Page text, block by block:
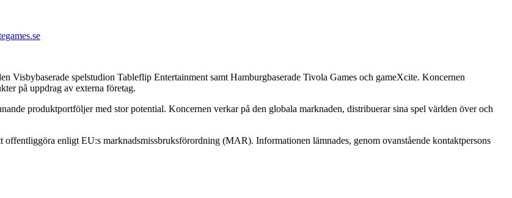
Visbybaserade spelstudion Tableflip Entertainment samt Hamburgbaserade Tivola Games och gameXcite. Koncernen
på uppdrag av externa företag.
produktportföljer med stor potential. Koncernen verkar på den globala marknaden, distribuerar sina spel världen över och
enligt EU:s marknadsmissbruksförordning (MAR). Informationen lämnades, genom ovanstående kontaktpersons